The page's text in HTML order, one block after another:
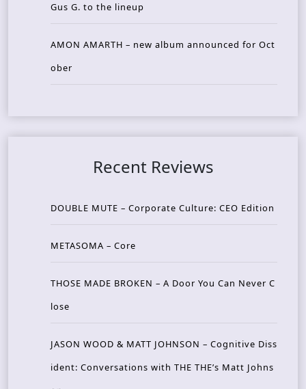
Gus G. to the lineup
AMON AMARTH – new album announced for Oct
ober
Recent Reviews
DOUBLE MUTE – Corporate Culture: CEO Edition
METASOMA – Core
THOSE MADE BROKEN – A Door You Can Never C
lose
JASON WOOD & MATT JOHNSON – Cognitive Diss
ident: Conversations with THE THE’s Matt Johns